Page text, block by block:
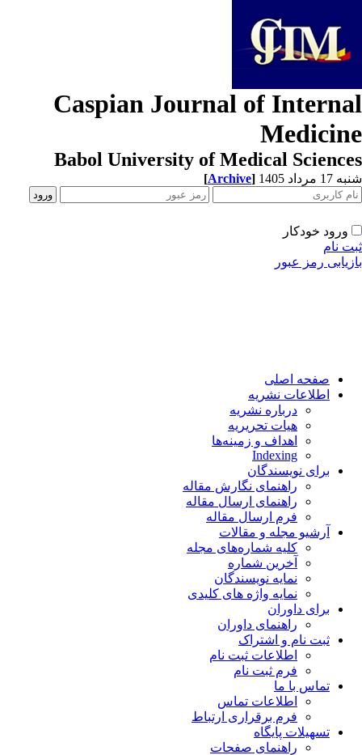
Caspian Journal of
Babol University of Medical
مرداد 1405 [Archive]
ورود خودکار
نام
رمز عبور
صفحه اصلی
اطلاعات نشریه
درباره نشریه
هیات تحریریه
اهداف و زمینه‌ها
Indexing
برای نویسندگان
راهنمای نگارش مقاله
راهنمای ارسال مقاله
فرم ارسال مقاله
آرشیو مجله و مقالات
کلیه شماره‌های مجله
آخرین شماره
نمایه نویسندگان
نمایه واژه های کلیدی
برای داوران
راهنمای داوران
ثبت نام و اشتراک
اطلاعات ثبت نام
فرم ثبت نام
تماس با ما
اطلاعات تماس
فرم برقراری ارتباط
تسهیلات پایگاه
راهنمای صفحات